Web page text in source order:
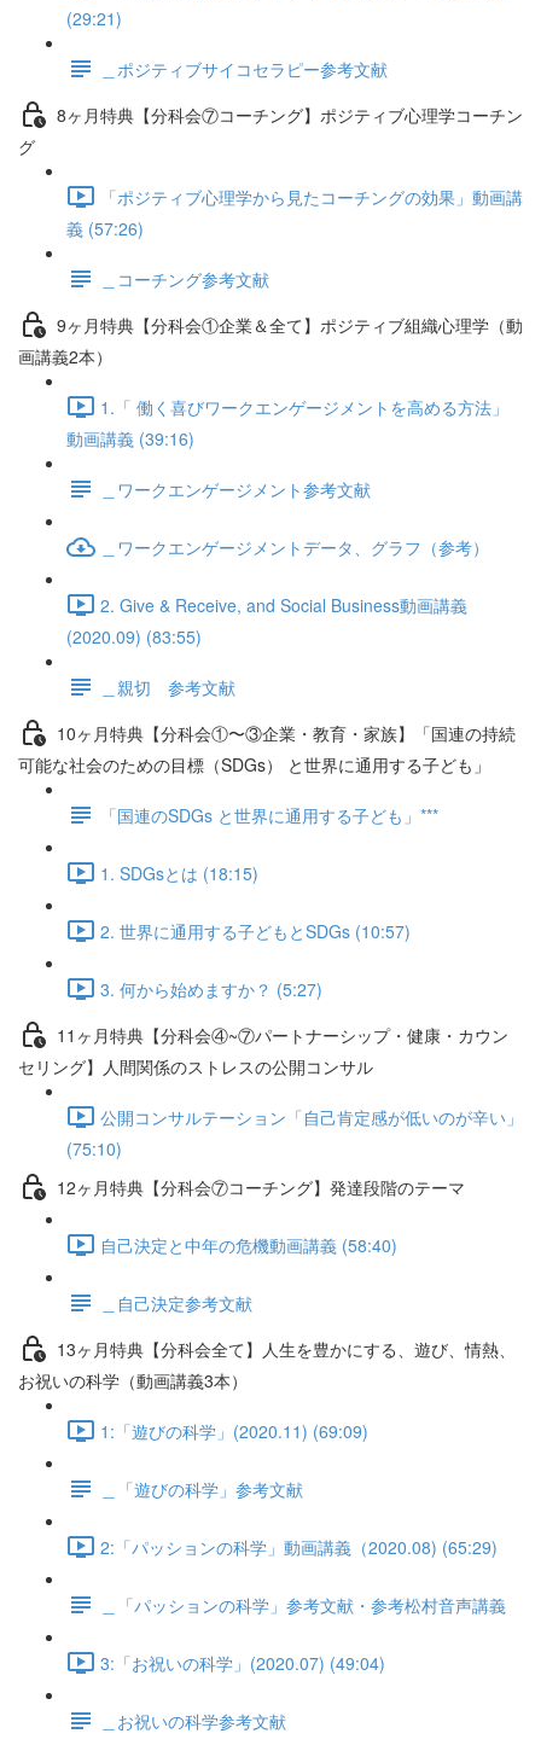
(29:21)
＿ポジティブサイコセラピー参考文献
8ヶ月特典【分科会⑦コーチング】ポジティブ心理学コーチン
グ
「ポジティブ心理学から見たコーチングの効果」動画講
義 (57:26)
＿コーチング参考文献
9ヶ月特典【分科会①企業＆全て】ポジティブ組織心理学（動
画講義2本）
1.「 働く喜びワークエンゲージメントを高める方法」
動画講義 (39:16)
＿ワークエンゲージメント参考文献
＿ワークエンゲージメントデータ、グラフ（参考）
2. Give & Receive, and Social Business動画講義
(2020.09) (83:55)
＿親切 参考文献
10ヶ月特典【分科会①〜③企業・教育・家族】「国連の持続
可能な社会のための目標（SDGs） と世界に通用する子ども」
「国連のSDGs と世界に通用する子ども」***
1. SDGsとは (18:15)
2. 世界に通用する子どもとSDGs (10:57)
3. 何から始めますか？ (5:27)
11ヶ月特典【分科会④~⑦パートナーシップ・健康・カウン
セリング】人間関係のストレスの公開コンサル
公開コンサルテーション「自己肯定感が低いのが辛い」
(75:10)
12ヶ月特典【分科会⑦コーチング】発達段階のテーマ
自己決定と中年の危機動画講義 (58:40)
＿自己決定参考文献
13ヶ月特典【分科会全て】人生を豊かにする、遊び、情熱、
お祝いの科学（動画講義3本）
1:「遊びの科学」(2020.11) (69:09)
＿「遊びの科学」参考文献
2:「パッションの科学」動画講義（2020.08) (65:29)
＿「パッションの科学」参考文献・参考松村音声講義
3:「お祝いの科学」(2020.07) (49:04)
＿お祝いの科学参考文献